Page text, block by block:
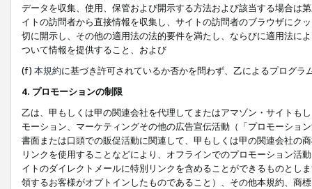
データを収集、使用、保管および開示する方法および該当する場合は
イトの訪問者から直接情報を収集し、サイトの訪問者のブラウザにク
切に開示し、その他の適用法の法的要件を満たし、ならびに適用法に
ついて情報を提供すること、および
(f) 本規約に基づき許可されているか否かを問わず、乙によるプログ
4. プロモーションの制限
乙は、甲もしくは甲の関連会社を代理してまたはアマゾン・サイトも
モーション、マーケティングその他の広告宣伝活動（「プロモーショ
書面または口頭での販促活動に関連して、甲もしくは甲の関連会社の
リンクを使用することなどにより、オフラインでのプロモーション活
イトのダイレクトメールに特別リンクを含めることができるものとし
領するお客様がオプトインしたものであること）、その他本規約、商